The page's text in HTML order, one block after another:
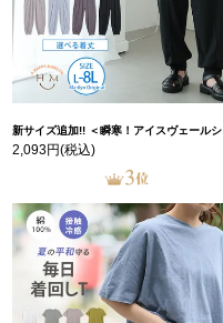
新サイズ追加!! ＜瞬寒！アイスヴェールシリーズ＞ 美脚 ジョガーパンツ 【ウェストゴム】 【ストレッチ】 | 大きいサイズの通販ならハッピーマリリン
2,093円(税込)